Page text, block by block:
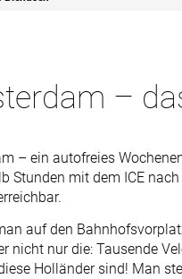
–
– ein autofreies
Stunden mit dem ICE
auf den
nicht nur die: Tausende
Holländer sind! Man